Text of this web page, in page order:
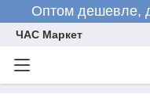
Оптом дешевле,
ЧАС Маркет